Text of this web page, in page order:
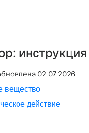
:
02.07.2026
вещество
действие